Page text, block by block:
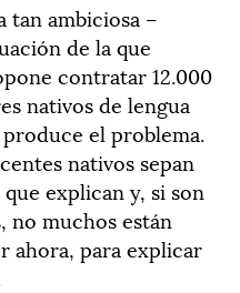
tan ambiciosa –
de la que
contratar 12.000
nativos de lengua
el problema.
nativos sepan
explican y, si son
no muchos están
ahora, para explicar